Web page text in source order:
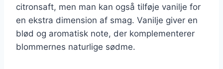
citronsaft, men man kan også tilføje vanilje for
en ekstra dimension af smag. Vanilje giver en
blød og aromatisk note, der komplementerer
blommernes naturlige sødme.